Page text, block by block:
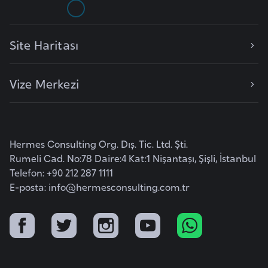
Site Haritası
Vize Merkezi
Hermes Consulting Org. Dış. Tic. Ltd. Şti.
Rumeli Cad. No:78 Daire:4 Kat:1 Nişantaşı, Şişli, İstanbul
Telefon: +90 212 287 1111
E-posta: info@hermesconsulting.com.tr
s
Ç
Ç
e
k
u
m